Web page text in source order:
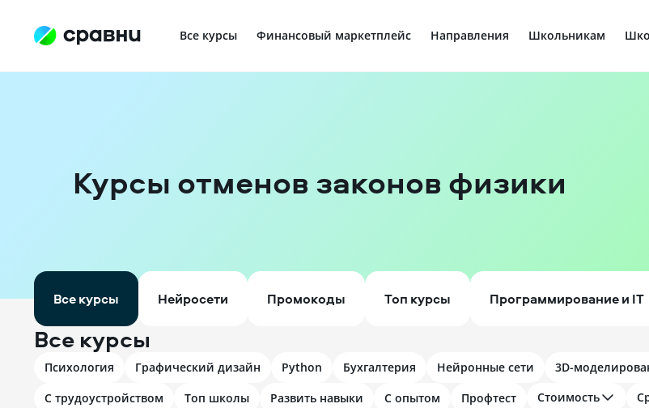
Все курсы Финансовый маркетплейс Направления Школьникам
Курсы отменов законов физики
Все курсы Нейросети Промокоды Топ курсы Программирование и IT
Все курсы
Психология Графический дизайн Python Бухгалтерия Нейронные сети 3D-
С трудоустройством
Топ школы Развить навыки С опытом Профтест Стоимость